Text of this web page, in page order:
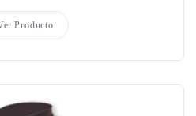
Producto